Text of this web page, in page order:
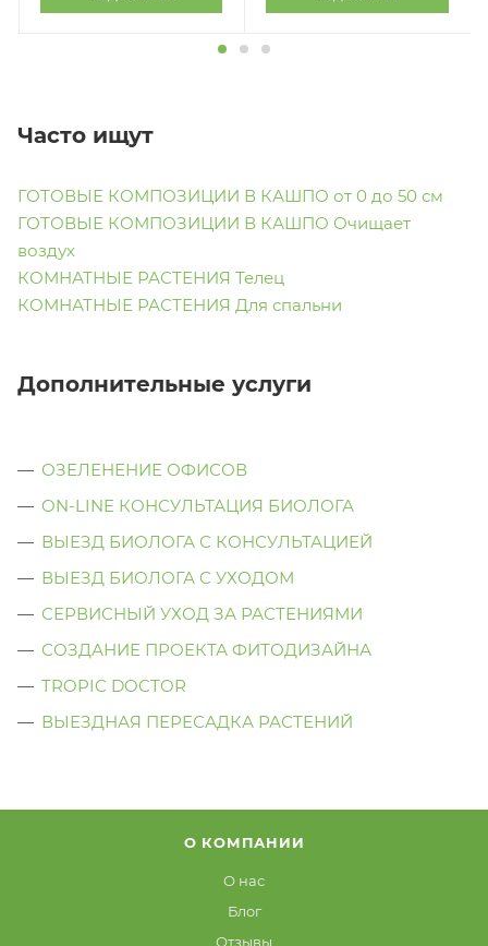
Часто ищут
ГОТОВЫЕ КОМПОЗИЦИИ В КАШПО от 0 до 50 см
ГОТОВЫЕ КОМПОЗИЦИИ В КАШПО Очищает
воздух
КОМНАТНЫЕ РАСТЕНИЯ Телец
КОМНАТНЫЕ РАСТЕНИЯ Для спальни
Дополнительные услуги
ОЗЕЛЕНЕНИЕ ОФИСОВ
ON-LINE КОНСУЛЬТАЦИЯ БИОЛОГА
ВЫЕЗД БИОЛОГА С КОНСУЛЬТАЦИЕЙ
ВЫЕЗД БИОЛОГА C УХОДОМ
СЕРВИСНЫЙ УХОД ЗА РАСТЕНИЯМИ
СОЗДАНИЕ ПРОЕКТА ФИТОДИЗАЙНА
TROPIC DOCTOR
ВЫЕЗДНАЯ ПЕРЕСАДКА РАСТЕНИЙ
О КОМПАНИИ
О нас
Блог
Отзывы